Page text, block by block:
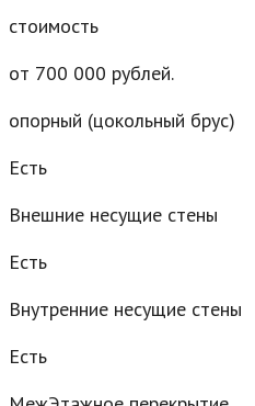
стоимость
от 700 000 рублей.
опорный (цокольный брус)
Есть
Внешние несущие стены
Есть
Внутренние несущие стены
Есть